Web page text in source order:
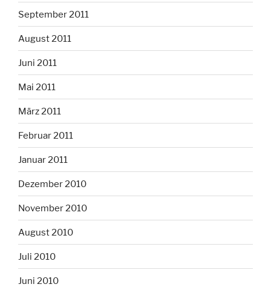
September 2011
August 2011
Juni 2011
Mai 2011
März 2011
Februar 2011
Januar 2011
Dezember 2010
November 2010
August 2010
Juli 2010
Juni 2010